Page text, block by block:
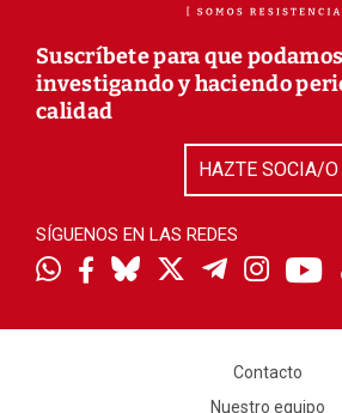
Suscríbete para que
investigando y haciendo
calidad
HAZTE SOCIA/O
SÍGUENOS EN LAS REDES
Contacto
Nuestro equipo